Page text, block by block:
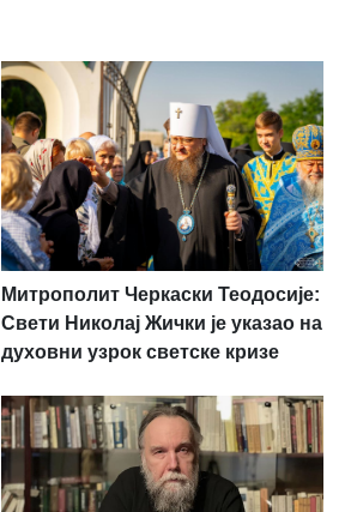
Митрополит Черкаски Теодосије:
Свети Николај Жички је указао на
духовни узрок светске кризе